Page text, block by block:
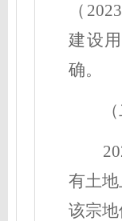
（ 2023
建设
确。
（
有土
该宗